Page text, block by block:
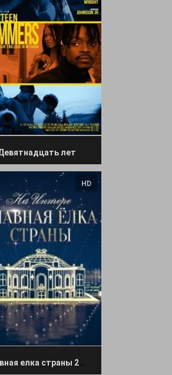
лет
HD
Главная елка страны 2020 на Интере 31 декабря 2019